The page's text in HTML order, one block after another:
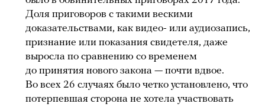
Доля приговоров с такими вескими
доказательствами, как видео- или аудиозапись,
признание или показания свидетеля, даже
выросла по сравнению со временем
до принятия нового закона — почти вдвое.
Во всех 26 случаях было четко установлено, что
потерпевшая сторона не хотела участвовать